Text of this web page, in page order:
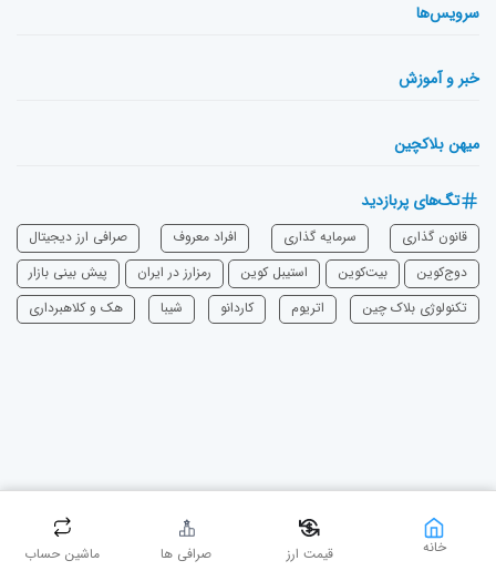
خانه قیمت ارز صرافی ها ماشین حساب
سرویس‌ها
خبر و آموزش
میهن بلاکچین
تگ‌های پربازدید
قانون گذاری سرمایه‌ گذاری افراد معروف
صرافی ارز دیجیتال
دوج‌کوین
بیت‌کوین استیبل کوین رمزارز در ایران
پیش بینی بازار
تکنولوژی بلاک چین
اتریوم ‌کاردانو شیبا هک و کلاهبرداری
دست در دست، بی‌نهایت برای میهن